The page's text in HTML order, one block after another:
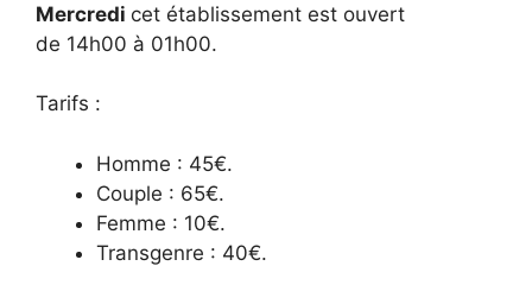
Mercredi cet établissement est ouvert
de 14h00 à 01h00.
Tarifs :
Homme : 45€.
Couple : 65€.
Femme : 10€.
Transgenre : 40€.